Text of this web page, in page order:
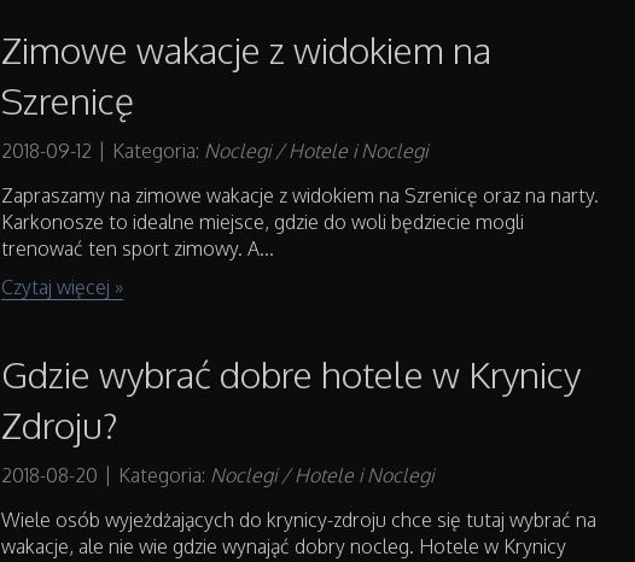
Zimowe wakacje z widokiem na
Szrenicę
2018-09-12 Kategoria: Noclegi / Hotele i Noclegi
Zapraszamy na zimowe wakacje z widokiem na Szrenicę oraz na narty.
Karkonosze to idealne miejsce, gdzie do woli będziecie mogli
trenować ten sport zimowy. A...
Czytaj więcej »
Gdzie wybrać dobre hotele w Krynicy
Zdroju?
2018-08-20 Kategoria: Noclegi / Hotele i Noclegi
Wiele osób wyjeżdżających do krynicy-zdroju chce się tutaj wybrać na
wakacje, ale nie wie gdzie wynająć dobry nocleg. Hotele w Krynicy